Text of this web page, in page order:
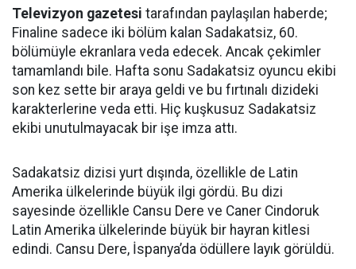
Televizyon gazetesi tarafından paylaşılan haberde;
Finaline sadece iki bölüm kalan Sadakatsiz, 60.
bölümüyle ekranlara veda edecek. Ancak çekimler
tamamlandı bile. Hafta sonu Sadakatsiz oyuncu ekibi
son kez sette bir araya geldi ve bu fırtınalı dizideki
karakterlerine veda etti. Hiç kuşkusuz Sadakatsiz
ekibi unutulmayacak bir işe imza attı.
Sadakatsiz dizisi yurt dışında, özellikle de Latin
Amerika ülkelerinde büyük ilgi gördü. Bu dizi
sayesinde özellikle Cansu Dere ve Caner Cindoruk
Latin Amerika ülkelerinde büyük bir hayran kitlesi
edindi. Cansu Dere, İspanya’da ödüllere layık görüldü.